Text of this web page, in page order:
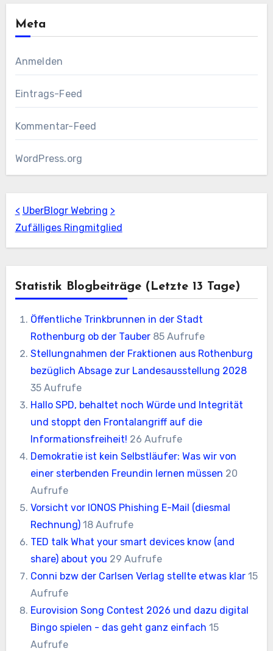
Meta
Anmelden
Eintrags-Feed
Kommentar-Feed
WordPress.org
< UberBlogr Webring >
Zufälliges Ringmitglied
Statistik Blogbeiträge (letzte 13 Tage)
Öffentliche Trinkbrunnen in der Stadt
Rothenburg ob der Tauber 85 Aufrufe
Stellungnahmen der Fraktionen aus Rothenburg
bezüglich Absage zur Landesausstellung 2028
35 Aufrufe
Hallo SPD, behaltet noch Würde und Integrität
und stoppt den Frontalangriff auf die
Informationsfreiheit! 26 Aufrufe
Demokratie ist kein Selbstläufer: Was wir von
einer sterbenden Freundin lernen müssen 20
Aufrufe
Vorsicht vor IONOS Phishing E-Mail (diesmal
Rechnung) 18 Aufrufe
TED talk What your smart devices know (and
share) about you 29 Aufrufe
Conni bzw der Carlsen Verlag stellte etwas klar 15
Aufrufe
Eurovision Song Contest 2026 und dazu digital
Bingo spielen - das geht ganz einfach 15
Aufrufe